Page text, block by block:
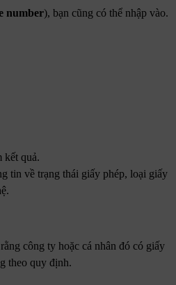
number), bạn cũng có thể nhập vào.
kết quả.
tin về trạng thái giấy phép, loại giấy
công ty hoặc cá nhân đó có giấy
theo quy định.